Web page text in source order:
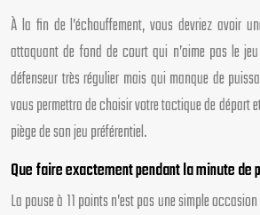
À la fin de l’échauffement, vous devriez avoir
attaquant de fond de court qui n’aime pas le
défenseur très régulier mais qui manque de
vous permettra de choisir votre tactique de départ
piège de son jeu préférentiel.
Que faire exactement pendant la minute de
La pause à 11 points n’est pas une simple